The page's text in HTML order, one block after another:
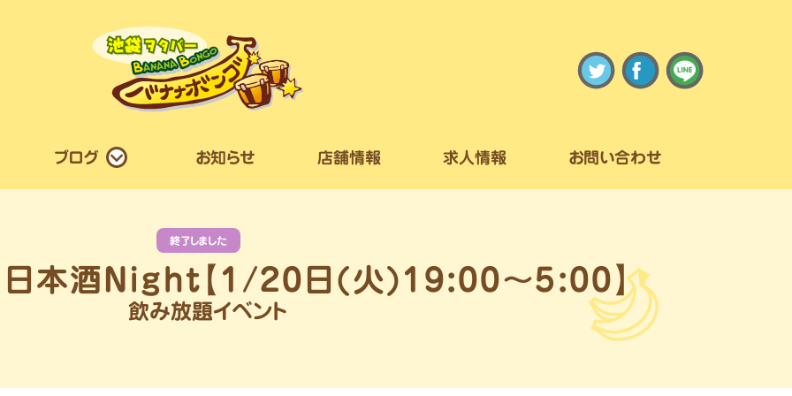
ブログ お知らせ 店舗情報 求人情報 お問い合わせ
終了しました
飲み放題イベント